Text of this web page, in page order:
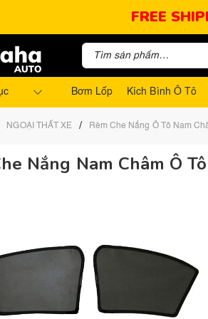
FREE
Bơm Lốp Kích Bình Ô Tô
NGOẠI THẤT XE / Rèm Che Nắng Ô Tô Nam
Nắng Nam Châm Ô